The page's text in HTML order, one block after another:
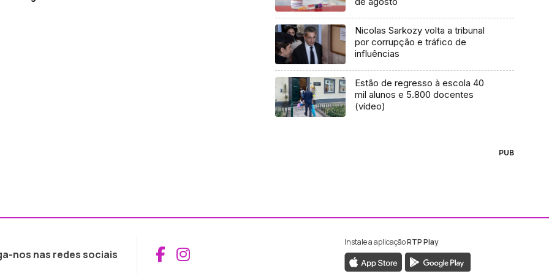
Nicolas Sarkozy volta a tribunal
por corrupção e tráfico de
influências
Estão de regresso à escola 40
mil alunos e 5.800 docentes
(vídeo)
PUB
nos nas redes sociais Aceder ao Facebook da RTP Madeira
Aceder ao Instagram da RTP Madeira
Instale a aplicaçãoRTP Play